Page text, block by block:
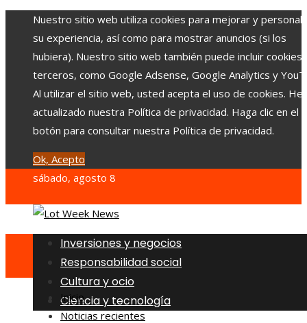
Nuestro sitio web utiliza cookies para mejorar y
su experiencia, así como para mostrar anuncios (si los
hubiera). Nuestro sitio web también puede incluir cookies
terceros, como Google Adsense, Google Analytics y
Al utilizar el sitio web, usted acepta el uso de cookies.
actualizado nuestra Política de privacidad. Haga clic en el
botón para consultar nuestra Política de privacidad.
Ok, Acepto
sábado, agosto 8
Inversiones y negocios
Responsabilidad social
Cultura y ocio
Ciencia y tecnología
Inicio
Noticias recientes